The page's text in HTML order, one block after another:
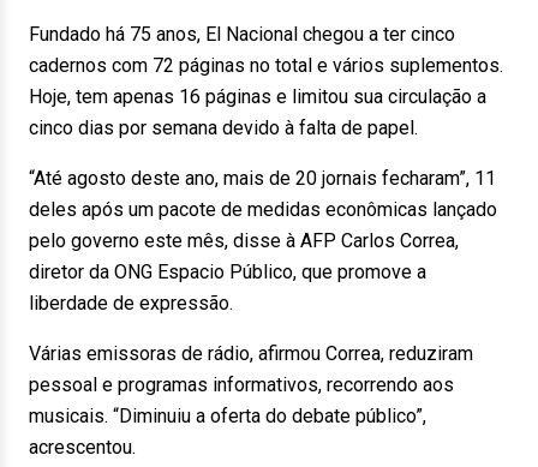
Fundado há 75 anos, El Nacional chegou a ter cinco
cadernos com 72 páginas no total e vários suplementos.
Hoje, tem apenas 16 páginas e limitou sua circulação a
cinco dias por semana devido à falta de papel.
“Até agosto deste ano, mais de 20 jornais fecharam”, 11
deles após um pacote de medidas econômicas lançado
pelo governo este mês, disse à AFP Carlos Correa,
diretor da ONG Espacio Público, que promove a
liberdade de expressão.
Várias emissoras de rádio, afirmou Correa, reduziram
pessoal e programas informativos, recorrendo aos
musicais. “Diminuiu a oferta do debate público”,
acrescentou.